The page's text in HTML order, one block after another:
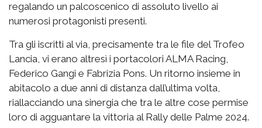
regalando un palcoscenico di assoluto livello ai
numerosi protagonisti presenti.
Tra gli iscritti al via, precisamente tra le file del Trofeo
Lancia, vi erano altresì i portacolori ALMA Racing,
Federico Gangi e Fabrizia Pons. Un ritorno insieme in
abitacolo a due anni di distanza dall’ultima volta,
riallacciando una sinergia che tra le altre cose permise
loro di agguantare la vittoria al Rally delle Palme 2024.